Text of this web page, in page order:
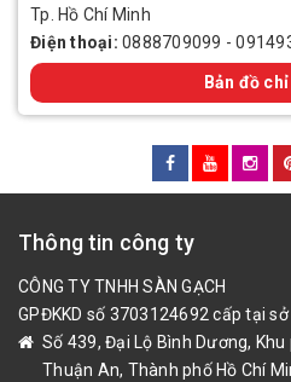
Tp. Hồ Chí Minh
Điện thoại: 0888709099 -
Bản đồ
Thông tin công ty
CÔNG TY TNHH SÀN GẠCH
GPĐKKD số 3703124692 cấp tại
Số 439, Đại Lộ Bình Dương,
Thuận An, Thành phố Hồ Chí